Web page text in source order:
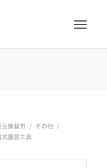
互換替刃 / その他 /
式園芸工具